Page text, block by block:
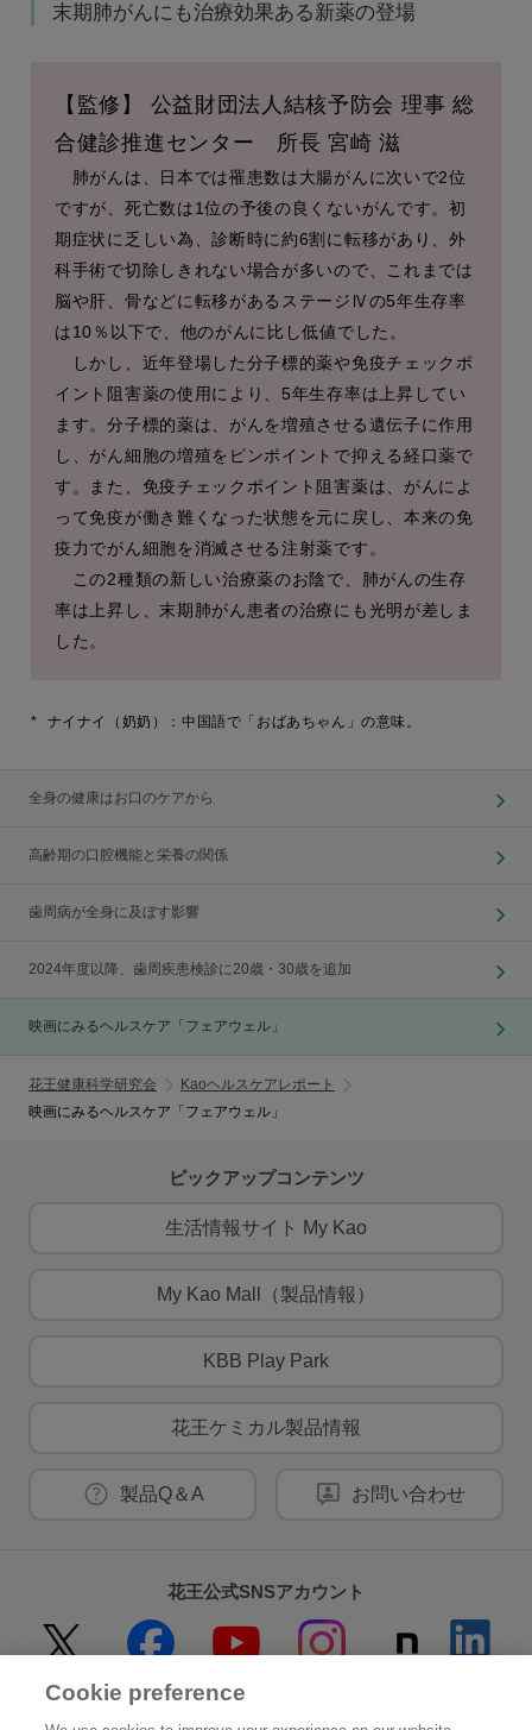
末期肺がんにも治療効果ある新薬の登場
【監修】 公益財団法人結核予防会 理事 総
合健診推進センター 所長 宮崎 滋
肺がんは、日本では罹患数は大腸がんに次いで2位
ですが、死亡数は1位の予後の良くないがんです。初
期症状に乏しい為、診断時に約6割に転移があり、外
科手術で切除しきれない場合が多いので、これまでは
脳や肝、骨などに転移があるステージⅣの5年生存率
は10％以下で、他のがんに比し低値でした。
しかし、近年登場した分子標的薬や免疫チェックポ
イント阻害薬の使用により、5年生存率は上昇してい
ます。分子標的薬は、がんを増殖させる遺伝子に作用
し、がん細胞の増殖をピンポイントで抑える経口薬で
す。また、免疫チェックポイント阻害薬は、がんによ
って免疫が働き難くなった状態を元に戻し、本来の免
疫力でがん細胞を消滅させる注射薬です。
この2種類の新しい治療薬のお陰で、肺がんの生存
率は上昇し、末期肺がん患者の治療にも光明が差しま
した。
* ナイナイ（奶奶）：中国語で「おばあちゃん」の意味。
全身の健康はお口のケアから
高齢期の口腔機能と栄養の関係
歯周病が全身に及ぼす影響
2024年度以降、歯周疾患検診に20歳・30歳を追加
映画にみるヘルスケア「フェアウェル」
花王健康科学研究会
Kaoヘルスケアレポート
映画にみるヘルスケア「フェアウェル」
ピックアップコンテンツ
生活情報サイト My Kao
My Kao Mall（製品情報）
KBB Play Park
花王ケミカル製品情報
製品Q＆A お問い合わせ
花王公式SNSアカウント
Home 花王について
Cookie preference